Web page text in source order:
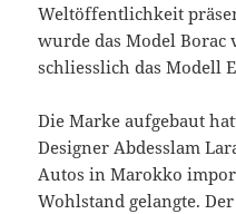
Weltöffentlichkeit
wurde das Model Borac
schliesslich das Modell
Die Marke aufgebaut
Designer Abdesslam
Autos in Marokko
Wohlstand gelangte.